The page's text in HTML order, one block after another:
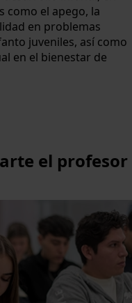
como el apego, la
en problemas
juveniles, así como
en el bienestar de
el profesor